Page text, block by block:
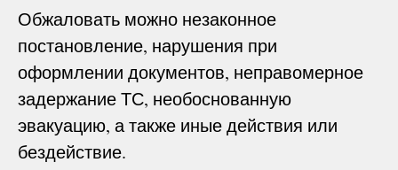
Обжаловать можно незаконное
постановление, нарушения при
оформлении документов, неправомерное
задержание ТС, необоснованную
эвакуацию, а также иные действия или
бездействие.